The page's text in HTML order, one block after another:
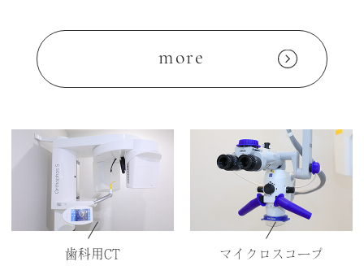
more
歯科用CT マイクロスコープ